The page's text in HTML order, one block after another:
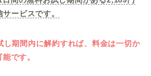
ービスです。
し期間内に解約すれば、料金は一切か
です。